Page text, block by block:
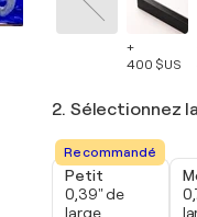
+
400 $US
2. Sélectionnez
Recommandé
Petit
0,39" de
large